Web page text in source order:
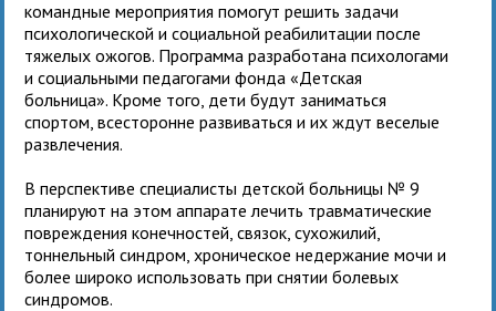
командные мероприятия помогут решить задачи
психологической и социальной реабилитации после
тяжелых ожогов. Программа разработана психологами
и социальными педагогами фонда «Детская
больница». Кроме того, дети будут заниматься
спортом, всесторонне развиваться и их ждут веселые
развлечения.
В перспективе специалисты детской больницы № 9
планируют на этом аппарате лечить травматические
повреждения конечностей, связок, сухожилий,
тоннельный синдром, хроническое недержание мочи и
более широко использовать при снятии болевых
синдромов.